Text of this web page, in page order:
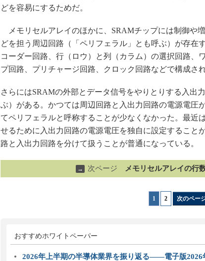
どを容易にするためだ。
メモリセルアレイのほかに、SRAMチップには制御や
どを担う周辺回路（「ペリフェラル」とも呼ぶ）が存在
コーダー回路、行（ロウ）と列（カラム）の選択回路、
プ回路、プリチャージ回路、クロック回路などで構成され
さらにはSRAMの外部とデータ信号をやりとりする入出
ぶ）がある。かつては周辺回路と入出力回路の電源電圧
てペリフェラルと呼称することが少なくなかった。最近
せるために入出力回路の電源電圧を独自に設定すること
路と入出力回路を分けて扱うことが普通になっている。
→ 次ページ メモリセルアレイの行
1 2 次のペー
おすすめホワイトペーパー
2026年上半期の半導体業界を振り返る――電子版2026